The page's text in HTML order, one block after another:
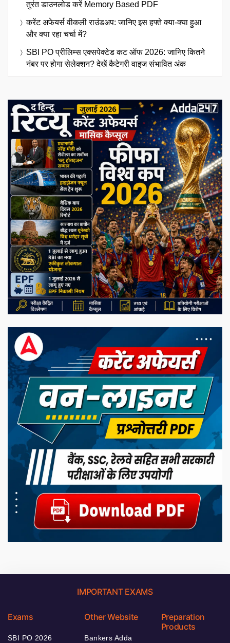
तुरंत डाउनलोड करें Memory Based PDF
करेंट अफेयर्स वीकली राउंडअप: जानिए इस हफ्ते क्या-क्या हुआ
और क्या रहा चर्चा में?
SBI PO प्रीलिम्स एक्सपेक्टेड कट ऑफ 2026: जानिए कितने
नंबर पर होगा सेलेक्शन? देखें कैटेगरी वाइज संभावित अंक
IMPORTANT EXAMS
Exams
SBI PO 2026
Other Website
Bankers Adda
Preparation
Products